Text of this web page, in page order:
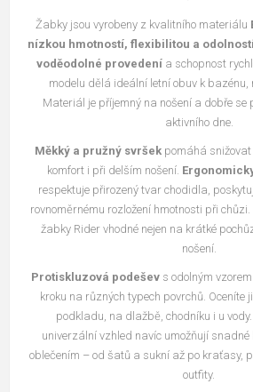
Žabky jsou vyrobeny z kvalitního materiálu
nízkou hmotností, flexibilitou a
voděodolné provedenía schopnost
modelu dělá ideální letní obuv k bazénu,
Materiál je příjemný na nošení a dobře
aktivního dne.
Měkký a pružný svršek pomáhá
komfort i při delším nošení.
respektuje přirozený tvar chodidla,
rovnoměrnému rozložení hmotnosti při
žabky Rider vhodné nejen na krátké
nošení.
Protiskluzová podešev s odolným
kroku na různých typech povrchů. Oceníte
podkladu, na dlažbě, chodníku i u
univerzální vzhled navíc umožňují snadné
oblečením – od šatů a sukní až po kraťasy,
outfity.